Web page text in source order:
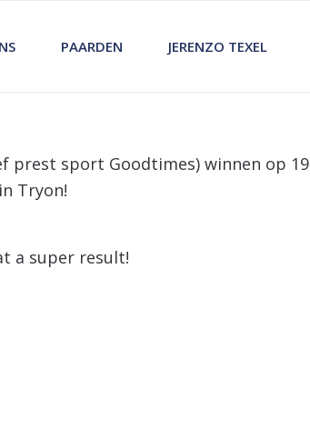
PAARDEN JERENZO TEXEL
prest sport Goodtimes) winnen op 19
Tryon!
a super result!